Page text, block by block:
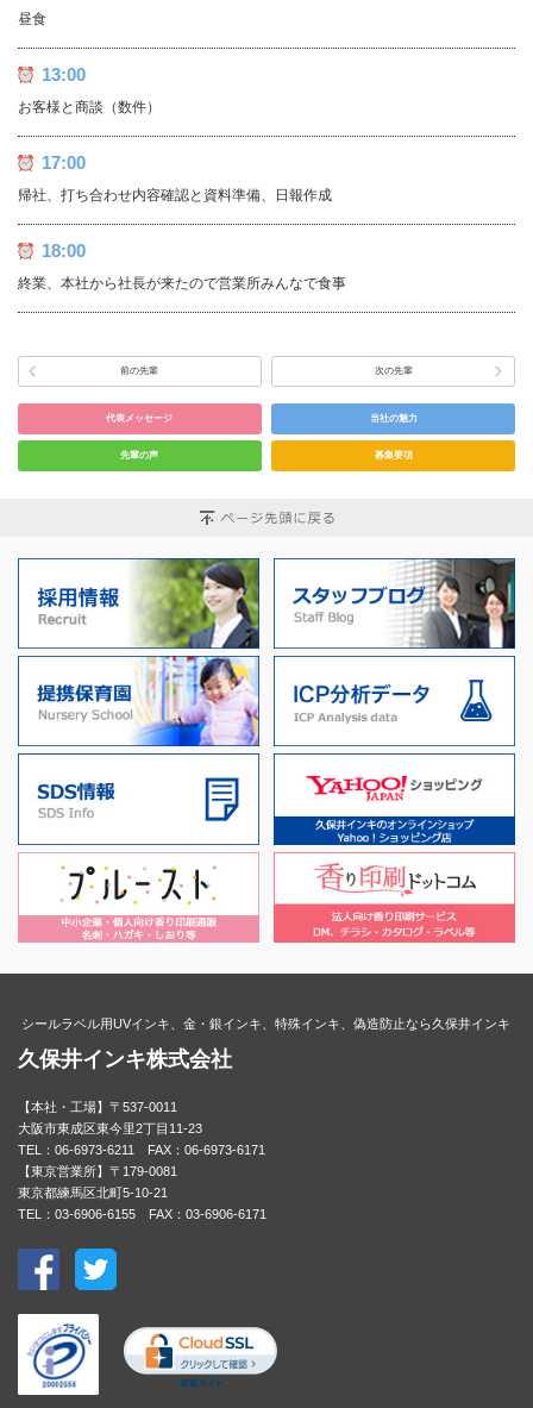
昼食
13:00
お客様と商談（数件）
17:00
帰社、打ち合わせ内容確認と資料準備、日報作成
18:00
終業、本社から社長が来たので営業所みんなで食事
前の先輩 次の先輩
代表メッセージ 当社の魅力
先輩の声 募集要項
シールラベル用UVインキ、金・銀インキ、特殊インキ、偽造防止なら久保井インキ
久保井インキ株式会社
【本社・工場】〒537-0011
大阪市東成区東今里2丁目11-23
TEL：06-6973-6211 FAX：06-6973-6171
【東京営業所】〒179-0081
東京都練馬区北町5-10-21
TEL：03-6906-6155 FAX：03-6906-6171